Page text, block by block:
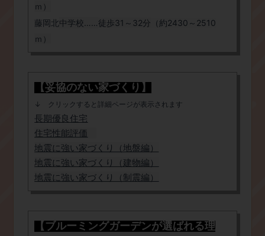
ｍ）
​藤岡北中学校 ……徒歩31～32分（約2430～2510
ｍ）
【妥協のない家づくり】
​↓ クリックすると詳細ページが表示されます
長期優良住宅
​住宅性能評価
地震に強い家づくり（地盤編 ）
​地震に強い家づくり（建物編）
地震に強い家づくり（制震編）
【ブルーミングガーデンが選ばれる理